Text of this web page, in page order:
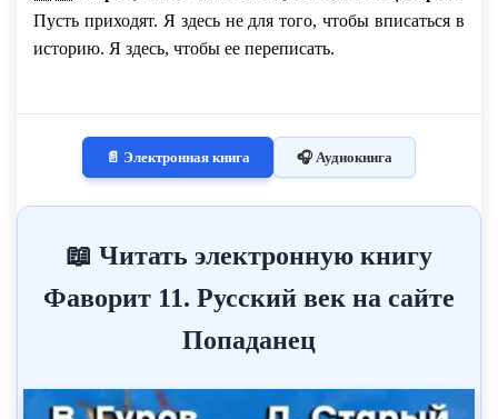
Пусть приходят. Я здесь не для того, чтобы вписаться в
историю. Я здесь, чтобы ее переписать.
📄 Электронная книга 🎧 Аудиокнига
📖 Читать электронную книгу
Фаворит 11. Русский век на сайте
Попаданец